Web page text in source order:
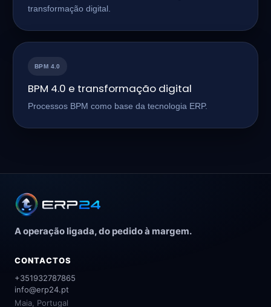
transformação digital.
BPM 4.0
BPM 4.0 e transformação digital
Processos BPM como base da tecnologia ERP.
A operação ligada, do pedido à margem.
CONTACTOS
+351932787865
info@erp24.pt
Maia, Portugal